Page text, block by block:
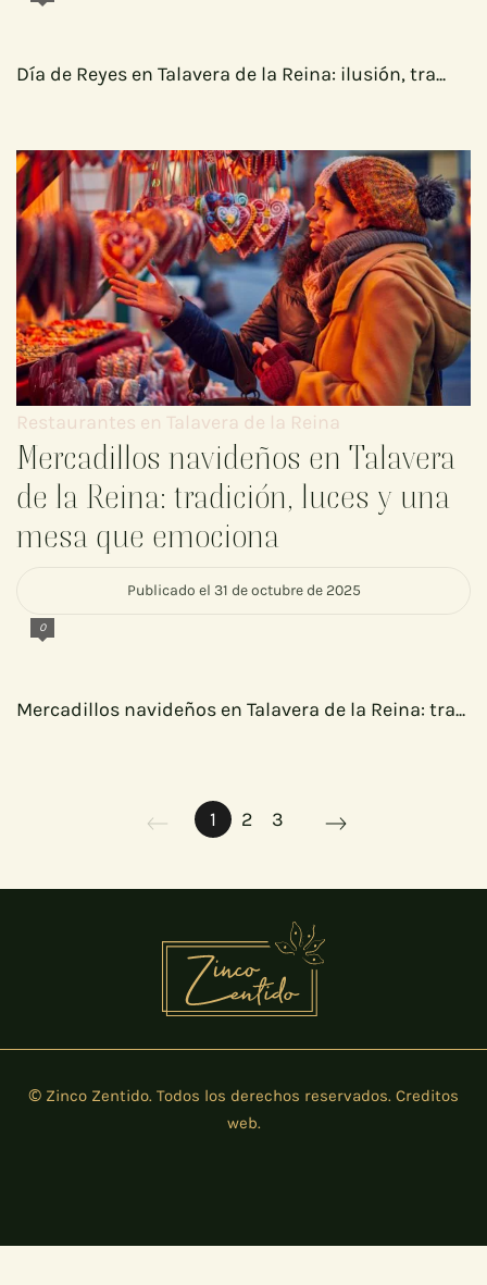
Día de Reyes en Talavera de la Reina: ilusión, tra...
Restaurantes en Talavera de la Reina
Mercadillos navideños en Talavera
de la Reina: tradición, luces y una
mesa que emociona
Publicado el 31 de octubre de 2025
0
Mercadillos navideños en Talavera de la Reina: tra...
1 2 3
© Zinco Zentido. Todos los derechos reservados. Creditos
web.